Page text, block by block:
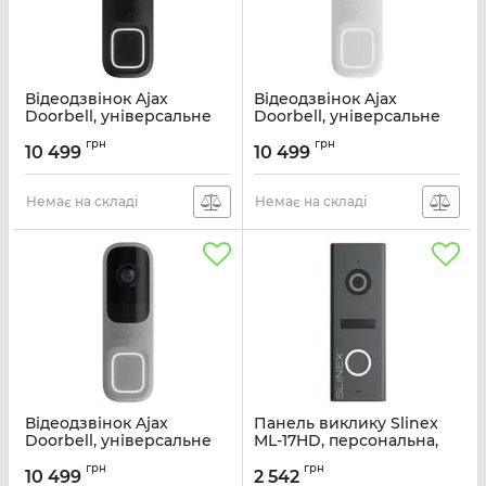
Відеодзвінок Ajax
Doorbell, універсальне
вертикальний 90°
дальнісь виявлення руху
4м, штучний інтелект, wi-
000053535
10 499 грн
Немає на складі
Відеодзвінок Ajax
Doorbell, універсальне
вертикальний 90°
дальнісь виявлення руху
4м, штучний інтелект, wi-
000053539
10 499 грн
Немає на складі
Відеодзвінок Ajax
Doorbell, універсальне
вертикальний 90°
10 499 грн
Панель виклику Slinex
ML-17HD, персональна,
графітовий
2 542 грн